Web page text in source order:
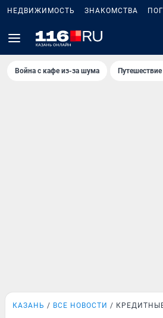
НЕДВИЖИМОСТЬ ЗНАКОМСТВА
Война с кафе из-за шума
КАЗАНЬ ВСЕ НОВОСТИ